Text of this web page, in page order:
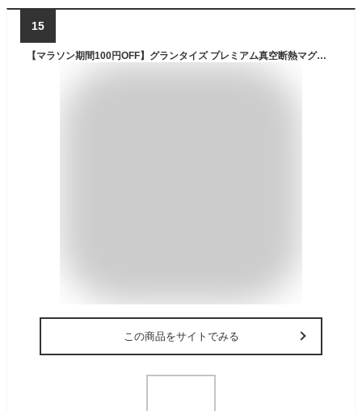
15
【マラソン期間100円OFF】グランタイズ プレミアム真空断熱マグカップ 460ml プレゼント 送料無料 簡単開閉スライド蓋付 全19色 コーヒーコップ 人気 おしゃれ かわいい ステンレス 二重壁真空断熱構造 保温保冷 ステンレスマグ 保温マグ 保冷マグ 冷めない 水滴つかない
この商品をサイトでみる